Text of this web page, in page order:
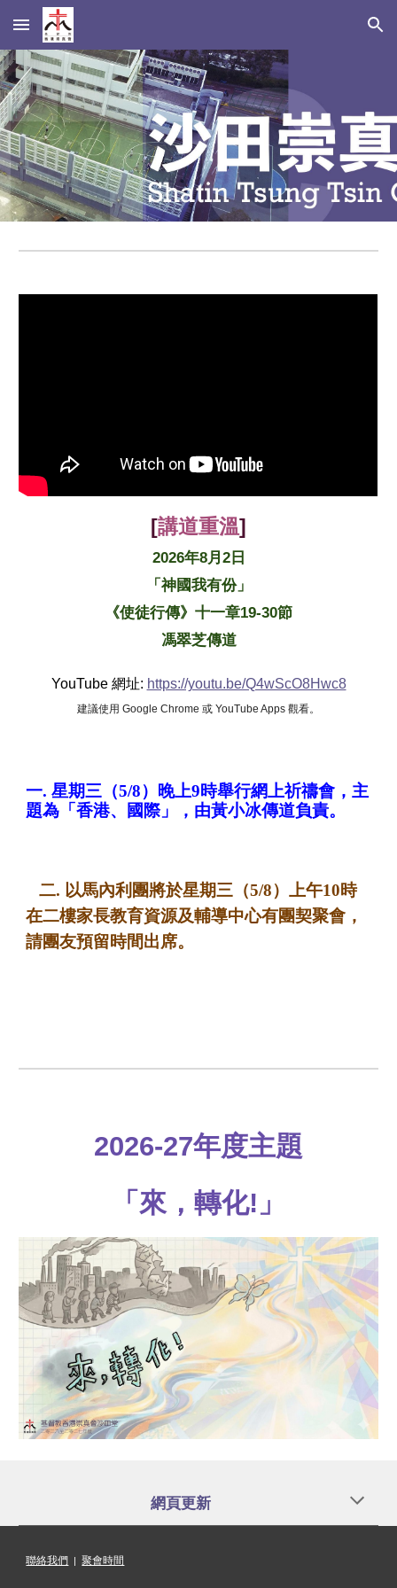
Skip to main content Skip to navigation
[講道重溫]
2026年8月2日
「神國我有份」
《使徒行傳》十一章19-30節
馮翠芝傳道
YouTube 網址: https://youtu.be/Q4wScO8Hwc8
建議使用 Google Chrome 或 YouTube Apps 觀看。
一. 星期三（5/8）晚上9時舉行網上祈禱會，主
題為「香港、國際」，由黃小冰傳道負責。
二. 以馬內利團將於星期三（5/8）上午10時
在二樓家長教育資源及輔導中心有團契聚會，
請團友預留時間出席。
2026-27年度主題
「來，轉化!」
網頁更新
聯絡我們 |聚會時間